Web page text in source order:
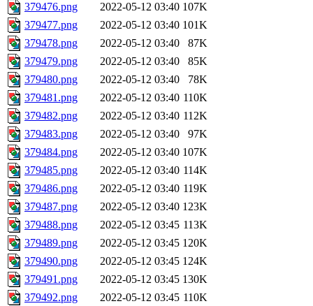
379476.png
2022-05-12 03:40 107K
379477.png
2022-05-12 03:40 101K
379478.png
2022-05-12 03:40
87K
379479.png
2022-05-12 03:40
85K
379480.png
2022-05-12 03:40
78K
379481.png
2022-05-12 03:40 110K
379482.png
2022-05-12 03:40 112K
379483.png
2022-05-12 03:40
97K
379484.png
2022-05-12 03:40 107K
379485.png
2022-05-12 03:40 114K
379486.png
2022-05-12 03:40 119K
379487.png
2022-05-12 03:40 123K
379488.png
2022-05-12 03:45 113K
379489.png
2022-05-12 03:45 120K
379490.png
2022-05-12 03:45 124K
379491.png
2022-05-12 03:45 130K
379492.png
2022-05-12 03:45 110K